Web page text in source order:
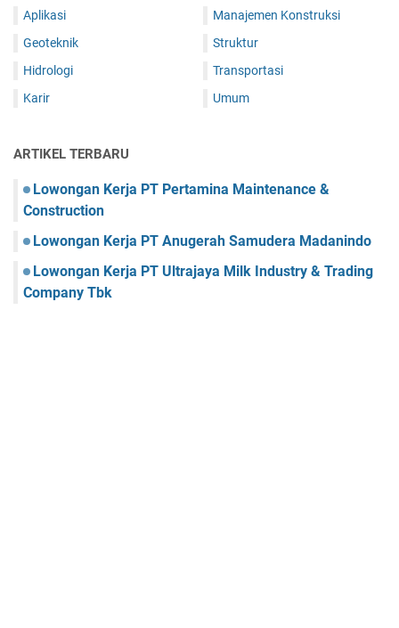
Aplikasi
Geoteknik
Hidrologi
Karir
Manajemen Konstruksi
Struktur
Transportasi
Umum
ARTIKEL TERBARU
Lowongan Kerja PT Pertamina Maintenance &
Construction
Lowongan Kerja PT Anugerah Samudera Madanindo
Lowongan Kerja PT Ultrajaya Milk Industry & Trading
Company Tbk